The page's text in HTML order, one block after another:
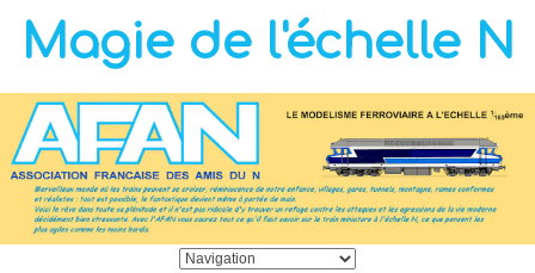
Magie de l'échelle N